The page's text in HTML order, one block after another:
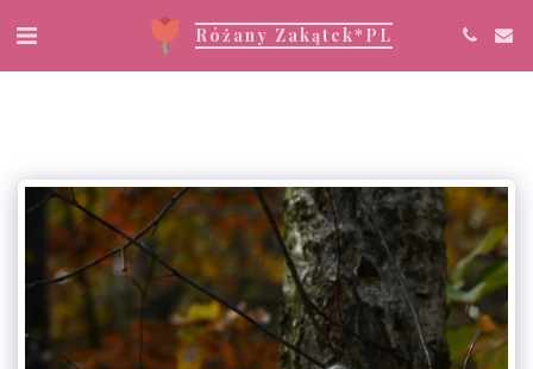
Różany Zakątek*PL